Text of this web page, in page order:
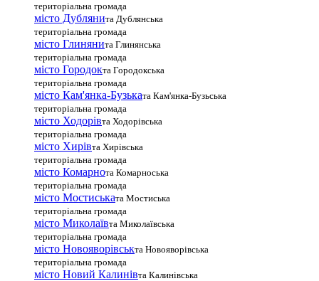
територіальна громада
місто Дублянита Дублянська
територіальна громада
місто Глинянита Глинянська
територіальна громада
місто Городокта Городокська
територіальна громада
місто Кам'янка-Бузьката Кам'янка-Бузьська
територіальна громада
місто Ходорівта Ходорівська
територіальна громада
місто Хирівта Хирівська
територіальна громада
місто Комарнота Комарноська
територіальна громада
місто Мостиськата Мостиська
територіальна громада
місто Миколаївта Миколаївська
територіальна громада
місто Новояворівськта Новояворівська
територіальна громада
місто Новий Калинівта Калинівська